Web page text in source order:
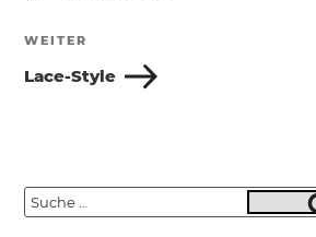
Nächster
Beitrag
WEITER
Lace-Style
Suche